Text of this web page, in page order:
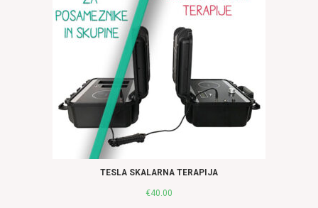
TESLA SKALARNA TERAPIJA
€40.00